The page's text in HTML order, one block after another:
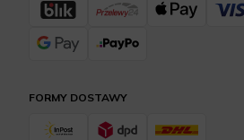
FORMY DOSTAWY